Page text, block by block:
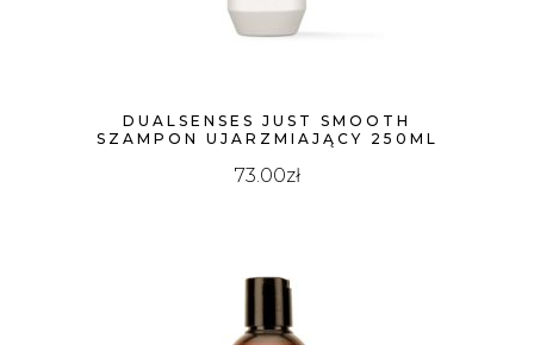
DUALSENSES JUST SMOOTH
SZAMPON UJARZMIAJĄCY 250ML
73.00zł